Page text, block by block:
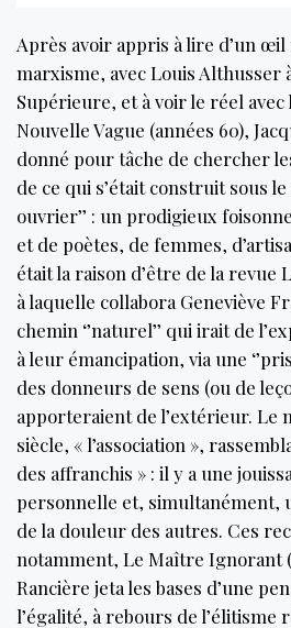
Après avoir appris à lire d’un
marxisme, avec Louis Althusser
Supérieure, et à voir le réel avec
Nouvelle Vague (années 60),
donné pour tâche de chercher
de ce qui s’était construit sous
ouvrier’’ : un prodigieux
et de poètes, de femmes,
était la raison d’être de la revue
à laquelle collabora Geneviève
chemin ‘’naturel’’ qui irait de
à leur émancipation, via une
des donneurs de sens (ou de
apporteraient de l’extérieur. Le
siècle, « l’association »,
des affranchis » : il y a une
personnelle et, simultanément,
de la douleur des autres. Ces
notamment, Le Maître Ignorant
Rancière jeta les bases d’une
l’égalité, à rebours de